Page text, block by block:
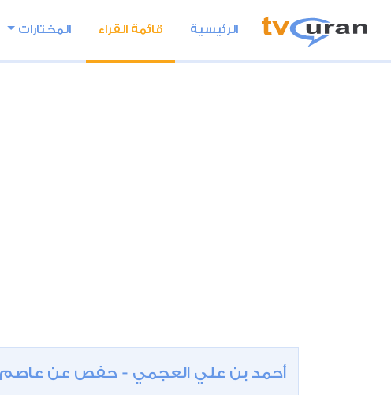
الرئيسية قائمة القراء المختارات
أحمد بن علي العجمي - حفص عن عاصم